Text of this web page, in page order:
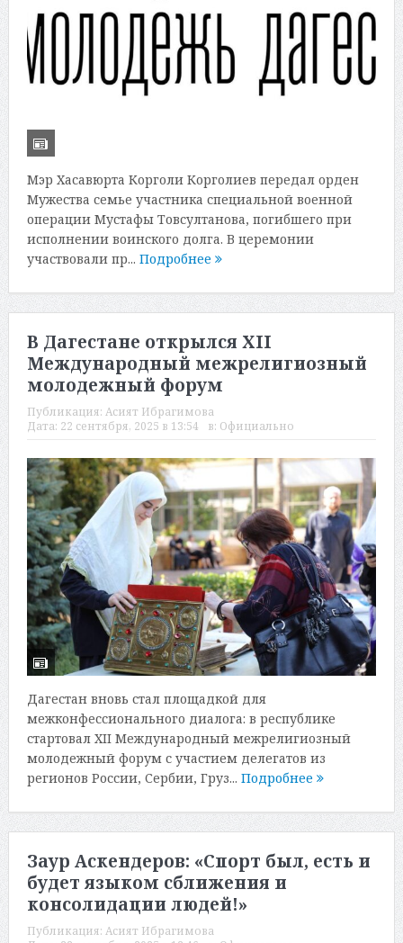
Мэр Хасавюрта Корголи Корголиев передал орден
Мужества семье участника специальной военной
операции Мустафы Товсултанова, погибшего при
исполнении воинского долга. В церемонии
участвовали пр... Подробнее
В Дагестане открылся XII
Международный межрелигиозный
молодежный форум
Публикация: Асият Ибрагимова
Дата: 22 сентября, 2025 в 13:54 в: Официально
Дагестан вновь стал площадкой для
межконфессионального диалога: в республике
стартовал XII Международный межрелигиозный
молодежный форум с участием делегатов из
регионов России, Сербии, Груз... Подробнее
Заур Аскендеров: «Спорт был, есть и
будет языком сближения и
консолидации людей!»
Публикация: Асият Ибрагимова